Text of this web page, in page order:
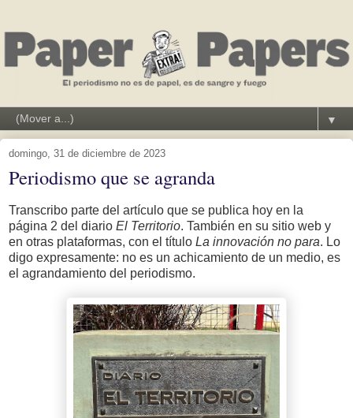
▼
domingo, 31 de diciembre de 2023
Periodismo que se agranda
Transcribo parte del artículo que se publica hoy en la
página 2 del diario El Territorio. También en su sitio web y
en otras plataformas, con el título La innovación no para. Lo
digo expresamente: no es un achicamiento de un medio, es
el agrandamiento del periodismo.